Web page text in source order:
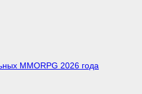
MMORPG 2026 года